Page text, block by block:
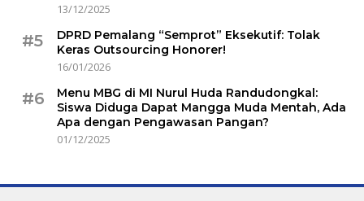
13/12/2025
#5
DPRD Pemalang “Semprot” Eksekutif: Tolak
Keras Outsourcing Honorer!
16/01/2026
#6
Menu MBG di MI Nurul Huda Randudongkal:
Siswa Diduga Dapat Mangga Muda Mentah, Ada
Apa dengan Pengawasan Pangan?
01/12/2025